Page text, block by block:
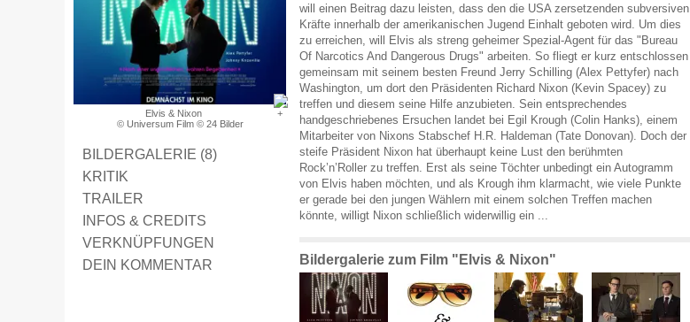
Elvis & Nixon
© Universum Film © 24 Bilder
BILDERGALERIE (8)
KRITIK
TRAILER
INFOS & CREDITS
VERKNÜPFUNGEN
DEIN KOMMENTAR
will einen Beitrag dazu leisten, dass den die USA zersetzenden subversiven
Kräfte innerhalb der amerikanischen Jugend Einhalt geboten wird. Um dies
zu erreichen, will Elvis als streng geheimer Spezial-Agent für das "Bureau
Of Narcotics And Dangerous Drugs" arbeiten. So fliegt er kurz entschlossen
gemeinsam mit seinem besten Freund Jerry Schilling (Alex Pettyfer) nach
Washington, um dort den Präsidenten Richard Nixon (Kevin Spacey) zu
treffen und diesem seine Hilfe anzubieten. Sein entsprechendes
handgeschriebenes Ersuchen landet bei Egil Krough (Colin Hanks), einem
Mitarbeiter von Nixons Stabschef H.R. Haldeman (Tate Donovan). Doch der
steife Präsident Nixon hat überhaupt keine Lust den berühmten
Rock’n’Roller zu treffen. Erst als seine Töchter unbedingt ein Autogramm
von Elvis haben möchten, und als Krough ihm klarmacht, wie viele Punkte
er gerade bei den jungen Wählern mit einem solchen Treffen machen
könnte, willigt Nixon schließlich widerwillig ein ...
Bildergalerie zum Film "Elvis & Nixon"